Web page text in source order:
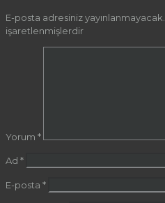
E-posta adresiniz yayınlanmayacak.
işaretlenmişlerdir
Yorum *
Ad *
E-posta *